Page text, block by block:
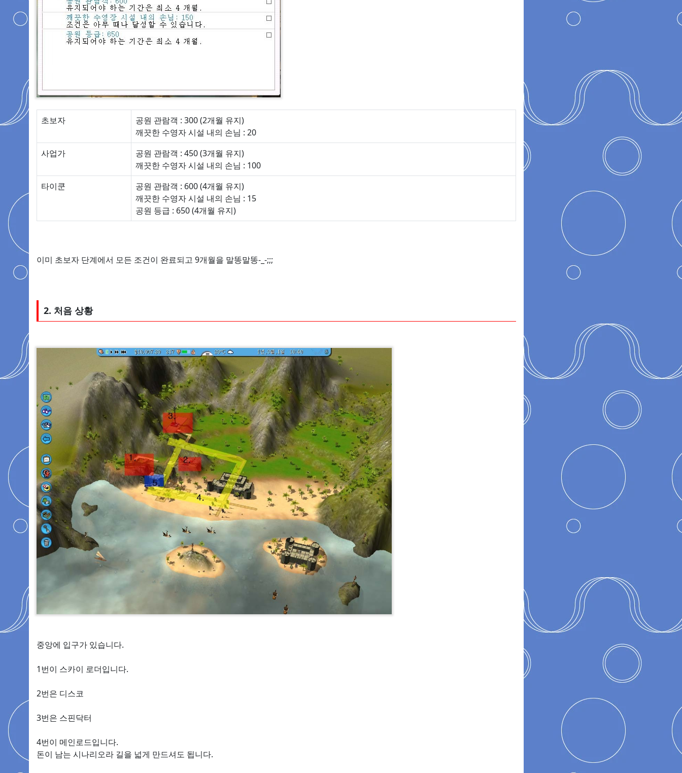
초보자
공원 관람객 : 300 (2개월 유지)
깨끗한 수영자 시설 내의 손님 : 20
사업가
공원 관람객 : 450 (3개월 유지)
깨끗한 수영자 시설 내의 손님 : 100
타이쿤
공원 관람객 : 600 (4개월 유지)
깨끗한 수영자 시설 내의 손님 : 15
공원 등급 : 650 (4개월 유지)
이미 초보자 단계에서 모든 조건이 완료되고 9개월을 말똥말똥-_-;;;
2. 처음 상황
중앙에 입구가 있습니다.
1번이 스카이 로더입니다.
2번은 디스코
3번은 스핀닥터
4번이 메인로드입니다.
돈이 남는 시나리오라 길을 넓게 만드셔도 됩니다.